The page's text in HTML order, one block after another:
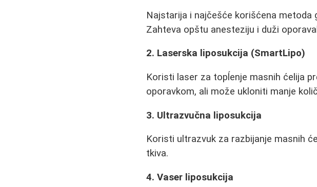
Najstarija i najčešće korišćena metoda
Zahteva opštu anesteziju i duži
2. Laserska liposukcija (SmartLipo)
Koristi laser za topĺenje masnih ćelija
oporavkom, ali može ukloniti manje
3. Ultrazvučna liposukcija
Koristi ultrazvuk za razbijanje masnih
tkiva.
4. Vaser liposukcija